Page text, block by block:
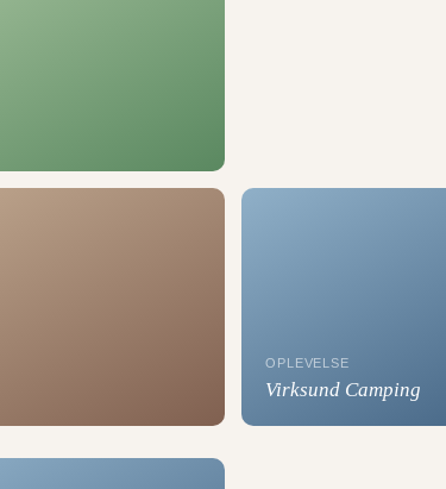
OPLEVELSE
Virksund Camping